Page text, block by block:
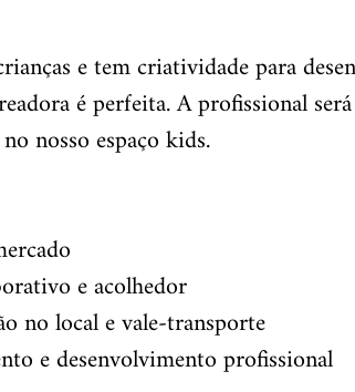
e tem criatividade para
é perfeita. A profissional
nosso espaço kids.
e acolhedor
no local e vale-transporte
e desenvolvimento profissional